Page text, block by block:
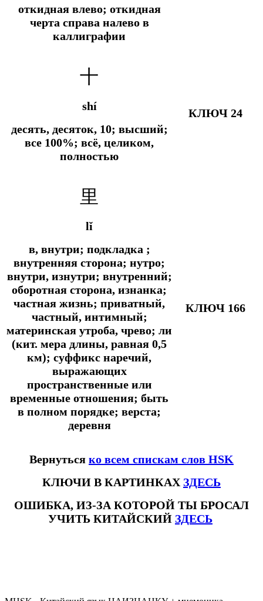
откидная влево; откидная
черта справа налево в
каллиграфии
十
shí
десять, десяток, 10; высший;
все 100%; всё, целиком,
полностью
КЛЮЧ 24
里
lǐ
в, внутри; подкладка ;
внутренняя сторона; нутро;
внутри, изнутри; внутренний;
оборотная сторона, изнанка;
частная жизнь; приватный,
частный, интимный;
материнская утроба, чрево; ли
(кит. мера длины, равная 0,5
км); суффикс наречий,
выражающих
пространственные или
временные отношения; быть
в полном порядке; верста;
деревня
КЛЮЧ 166
Вернуться ко всем спискам слов HSK
КЛЮЧИ В КАРТИНКАХ ЗДЕСЬ
ОШИБКА, ИЗ-ЗА КОТОРОЙ ТЫ БРОСАЛ
УЧИТЬ КИТАЙСКИЙ ЗДЕСЬ